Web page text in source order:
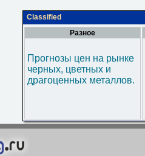
Classified
Разное
Прогнозы цен на рынке
черных, цветных и
драгоценных металлов.